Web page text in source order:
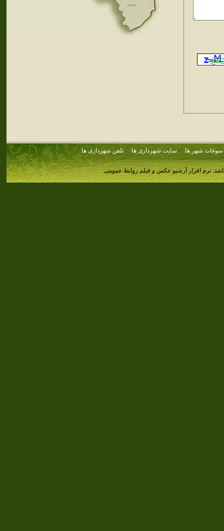
سوغات شهر ها سایت شهرداری ها تلفن شهرداری ها
نرم افزار آرشیو عکس و فیلم روابط عمومی